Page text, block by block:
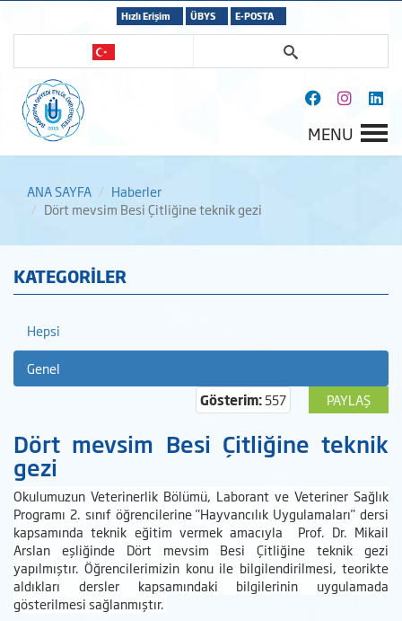
Hızlı Erişim ÜBYS E-POSTA
MENU
ANA SAYFA
Haberler
Dört mevsim Besi Çitliğine teknik gezi
KATEGORİLER
Hepsi
Genel
PAYLAŞ
Gösterim:557
Dört mevsim Besi Çitliğine teknik
gezi
Okulumuzun Veterinerlik Bölümü, Laborant ve Veteriner Sağlık
Programı 2. sınıf öğrencilerine "Hayvancılık Uygulamaları" dersi
kapsamında teknik eğitim vermek amacıyla Prof. Dr. Mikail
Arslan eşliğinde Dört mevsim Besi Çitliğine teknik gezi
yapılmıştır. Öğrencilerimizin konu ile bilgilendirilmesi, teorikte
aldıkları dersler kapsamındaki bilgilerinin uygulamada
gösterilmesi sağlanmıştır.